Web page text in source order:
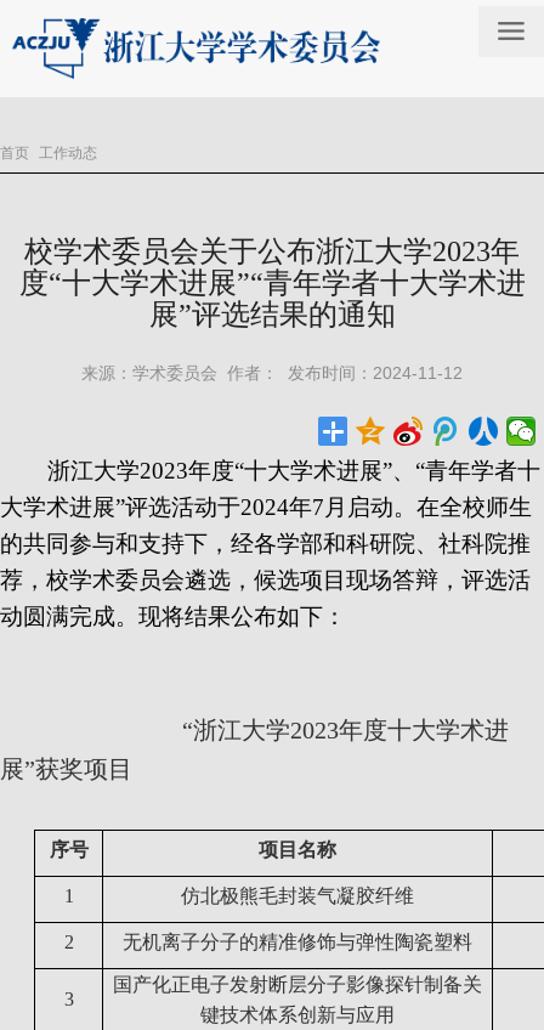
首页 工作动态
校学术委员会关于公布浙江大学2023年
度“十大学术进展”“青年学者十大学术进
展”评选结果的通知
来源：学术委员会 作者： 发布时间：2024-11-12
浙江大学2023年度“十大学术进展”、“青年学者十
大学术进展”评选活动于2024年7 月启动。在全校师生
的共同参与和支持下，经各学部和科研院、社科院推
荐，校学术委员会遴选，候选项目现场答辩，评选活
动圆满完成。现将结果公布如下：
“浙江大学2023年度十大学术进
展”获奖项目
序号 项目名称
1 仿北极熊毛封装气凝胶纤维
2 无机离子分子的精准修饰与弹性陶瓷塑料
3
国产化正电子发射断层分子影像探针制备关
键技术体系创新与应用